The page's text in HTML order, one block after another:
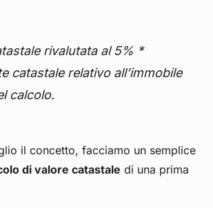
rivalutata al 5% *
catastale relativo all’immobile
calcolo.
il concetto, facciamo un semplice
di valore catastale di una prima